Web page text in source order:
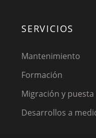
SERVICIOS
Mantenimiento
Formación
Migración y
Desarrollos a